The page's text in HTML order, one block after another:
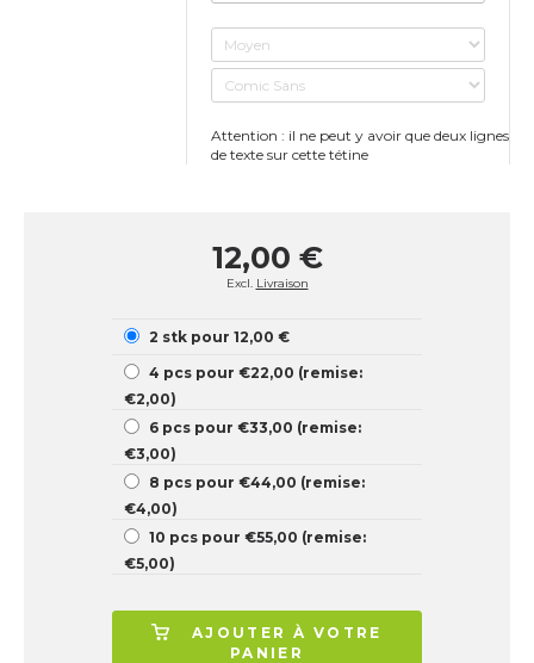
Attention : il ne peut y avoir que deux lignes
de texte sur cette tétine
12,00 €
Excl. Livraison
2 stk pour 12,00 €
4 pcs pour €22,00 (remise:
€2,00)
6 pcs pour €33,00 (remise:
€3,00)
8 pcs pour €44,00 (remise:
€4,00)
10 pcs pour €55,00 (remise:
€5,00)
AJOUTER À VOTRE
PANIER